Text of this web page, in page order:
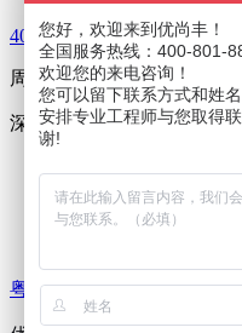
400-801-8894
周一至周五 9：00—18：00
深圳市优尚丰通讯设备有
三防手机
三防对讲手机
粤ICP备16002014号
您好，欢迎来到优尚丰！
全国服务热线：400-801-
欢迎您的来电咨询！
您可以留下联系方式和姓
安排专业工程师与您取得
谢!